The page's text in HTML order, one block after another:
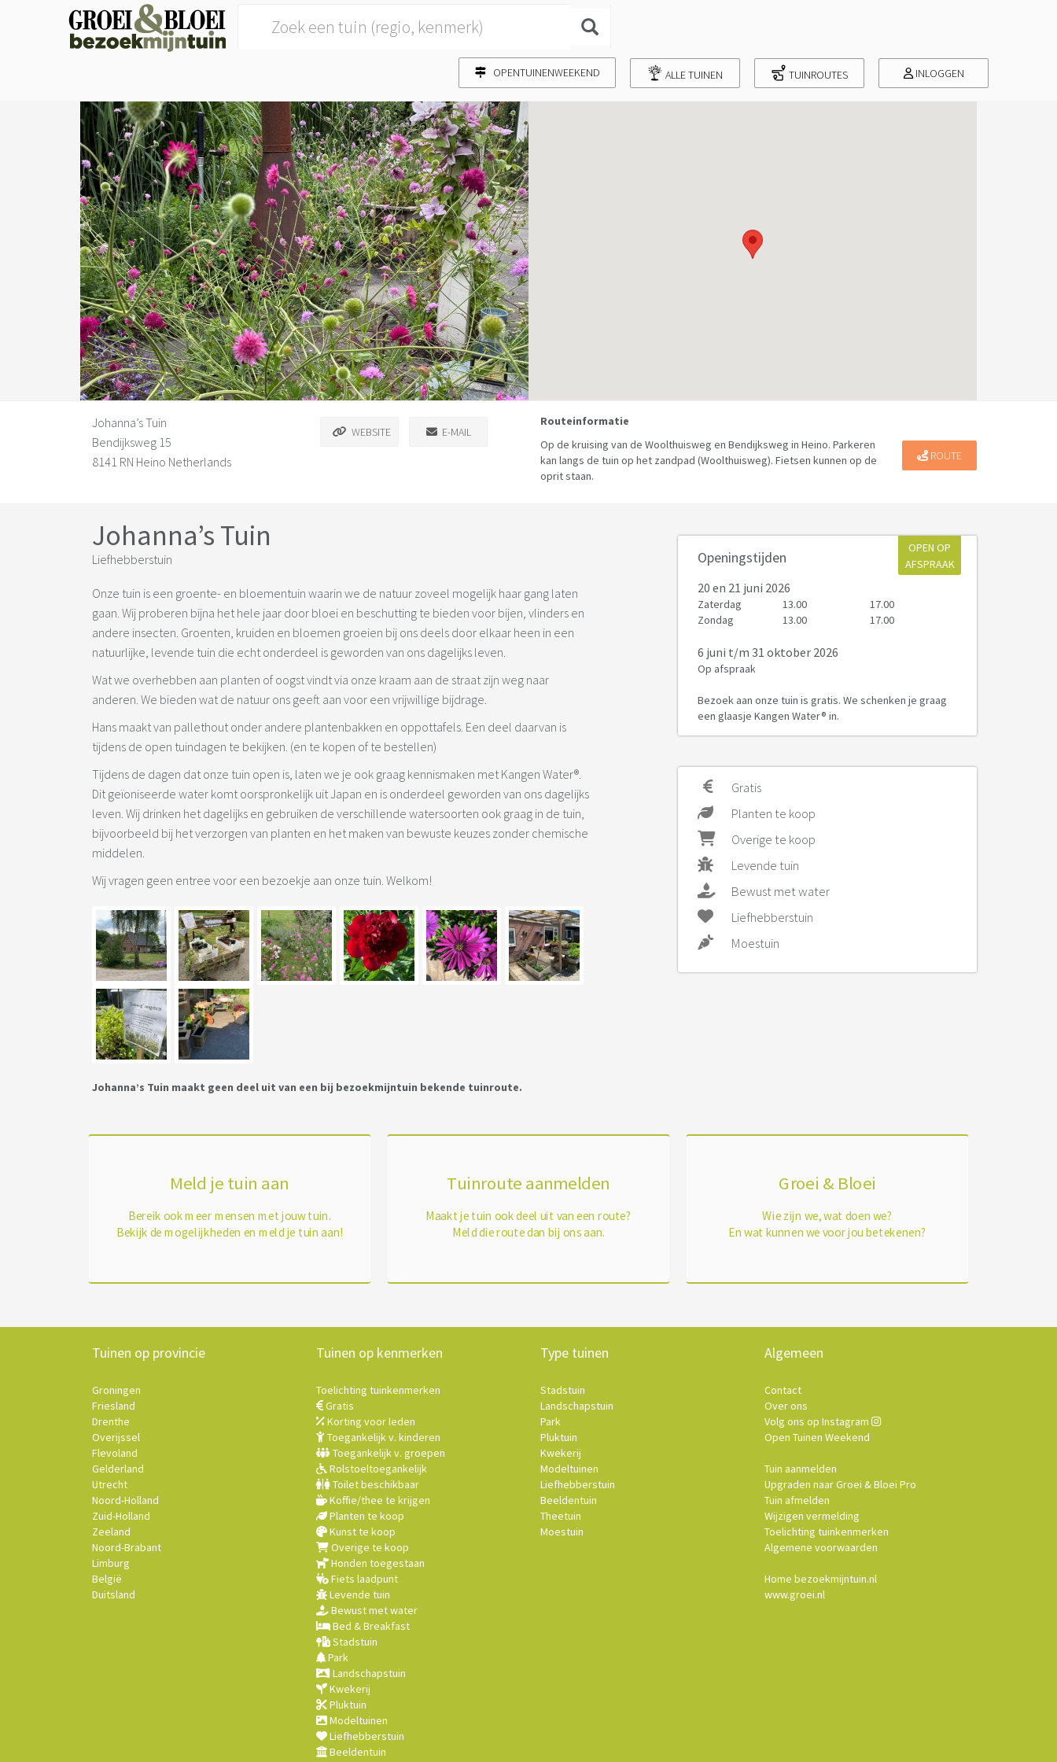
OPENTUINENWEEKEND ALLE TUINEN TUINROUTES INLOGGEN
Johanna’s Tuin
Bendijksweg 15
8141 RN Heino Netherlands
WEBSITE E-MAIL
Routeinformatie
Op de kruising van de Woolthuisweg en Bendijksweg in Heino. Parkeren
kan langs de tuin op het zandpad (Woolthuisweg). Fietsen kunnen op de
oprit staan.
ROUTE
Johanna’s Tuin
Liefhebberstuin
Onze tuin is een groente- en bloementuin waarin we de natuur zoveel mogelijk haar gang laten
gaan. Wij proberen bijna het hele jaar door bloei en beschutting te bieden voor bijen, vlinders en
andere insecten. Groenten, kruiden en bloemen groeien bij ons deels door elkaar heen in een
natuurlijke, levende tuin die echt onderdeel is geworden van ons dagelijks leven.
Wat we overhebben aan planten of oogst vindt via onze kraam aan de straat zijn weg naar
anderen. We bieden wat de natuur ons geeft aan voor een vrijwillige bijdrage.
Hans maakt van pallethout onder andere plantenbakken en oppottafels. Een deel daarvan is
tijdens de open tuindagen te bekijken. (en te kopen of te bestellen)
Tijdens de dagen dat onze tuin open is, laten we je ook graag kennismaken met Kangen Water®.
Dit geïoniseerde water komt oorspronkelijk uit Japan en is onderdeel geworden van ons dagelijks
leven. Wij drinken het dagelijks en gebruiken de verschillende watersoorten ook graag in de tuin,
bijvoorbeeld bij het verzorgen van planten en het maken van bewuste keuzes zonder chemische
middelen.
Wij vragen geen entree voor een bezoekje aan onze tuin. Welkom!
Johanna’s Tuin maakt geen deel uit van een bij bezoekmijntuin bekende tuinroute.
Openingstijden
OPEN OP
AFSPRAAK
20 en 21 juni 2026
Zaterdag 13.00
17.00
Zondag
13.00 17.00
6 juni t/m 31 oktober 2026
Op afspraak
Bezoek aan onze tuin is gratis. We schenken je graag
een glaasje Kangen Water® in.
Gratis
Planten te koop
Overige te koop
Levende tuin
Bewust met water
Liefhebberstuin
Moestuin
Meld je tuin aan
Bereik ook meer mensen met jouw tuin.
Bekijk de mogelijkheden en meld je tuin aan!
Tuinroute aanmelden
Maakt je tuin ook deel uit van een route?
Meld die route dan bij ons aan.
Groei & Bloei
Wie zijn we, wat doen we?
En wat kunnen we voor jou betekenen?
Tuinen op provincie
Groningen
Friesland
Drenthe
Overijssel
Flevoland
Gelderland
Utrecht
Noord-Holland
Zuid-Holland
Zeeland
Noord-Brabant
Limburg
België
Duitsland
Tuinen op kenmerken
Toelichting tuinkenmerken
Gratis
Korting voor leden
Toegankelijk v. kinderen
Toegankelijk v. groepen
Rolstoeltoegankelijk
Toilet beschikbaar
Koffie/thee te krijgen
Planten te koop
Kunst te koop
Overige te koop
Honden toegestaan
Fiets laadpunt
Levende tuin
Bewust met water
Bed & Breakfast
Stadstuin
Park
Landschapstuin
Kwekerij
Pluktuin
Modeltuinen
Liefhebberstuin
Beeldentuin
Type tuinen
Stadstuin
Landschapstuin
Park
Pluktuin
Kwekerij
Modeltuinen
Liefhebberstuin
Beeldentuin
Theetuin
Moestuin
Algemeen
Contact
Over ons
Volg ons op Instagram
Open Tuinen Weekend
Tuin aanmelden
Upgraden naar Groei & Bloei Pro
Tuin afmelden
Wijzigen vermelding
Toelichting tuinkenmerken
Algemene voorwaarden
Home bezoekmijntuin.nl
www.groei.nl